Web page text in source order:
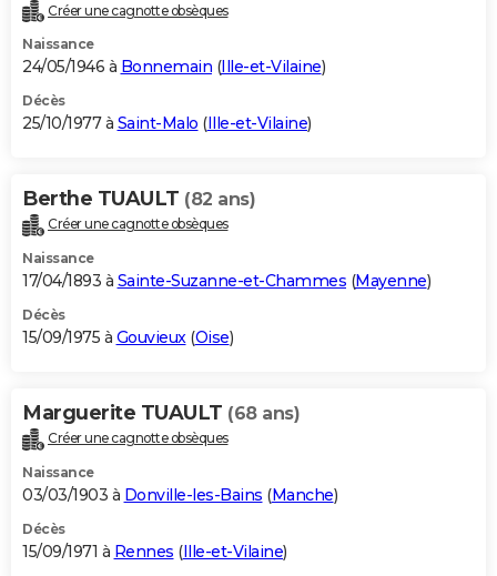
Créer une cagnotte obsèques
Naissance
24/05/1946 à Bonnemain (Ille-et-Vilaine)
Décès
25/10/1977 à Saint-Malo (Ille-et-Vilaine)
Berthe TUAULT (82 ans)
Créer une cagnotte obsèques
Naissance
17/04/1893 à Sainte-Suzanne-et-Chammes (Mayenne)
Décès
15/09/1975 à Gouvieux(Oise)
Marguerite TUAULT (68 ans)
Créer une cagnotte obsèques
Naissance
03/03/1903 à Donville-les-Bains (Manche)
Décès
15/09/1971 à Rennes (Ille-et-Vilaine)